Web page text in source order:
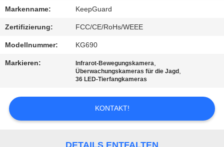
KONTAKT
MIT
UNS
NEUIGKEITEN
BITTE
UM
Markenname: KeepGuard
Zertifizierung: FCC/CE/RoHs/WEEE
Modellnummer: KG690
Markieren: Infrarot-Bewegungskamera,
Überwachungskameras für die Jagd ,
36 LED-Tierfangkameras
KONTAKT!
DETAILS ENTFALTEN